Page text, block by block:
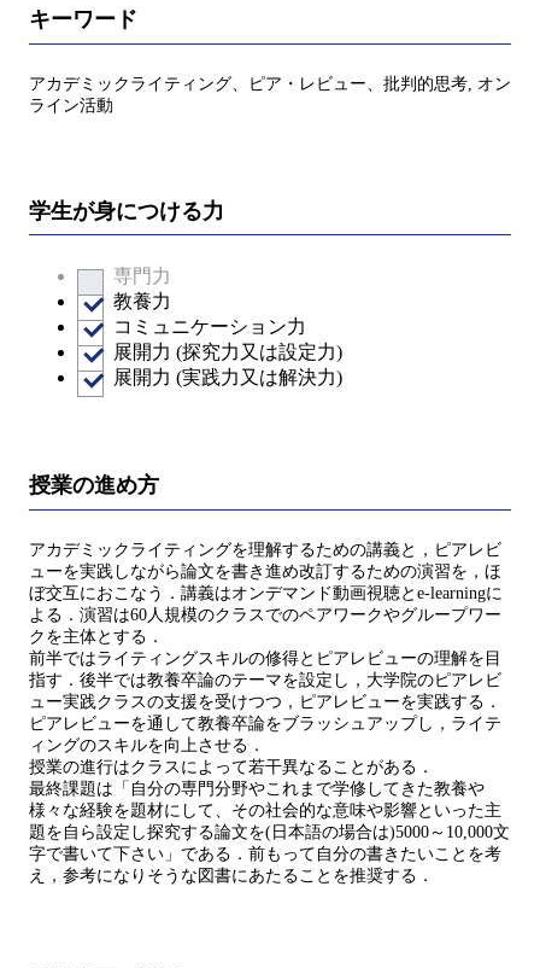
キーワード
アカデミックライティング、ピア・レビュー、批判的思考, オン
ライン活動
学生が身につける力
専門力
教養力
コミュニケーション力
展開力 (探究力又は設定力)
展開力 (実践力又は解決力)
授業の進め方
アカデミックライティングを理解するための講義と，ピアレビ
ューを実践しながら論文を書き進め改訂するための演習を，ほ
ぼ交互におこなう．講義はオンデマンド動画視聴とe-learningに
よる．演習は60人規模のクラスでのペアワークやグループワー
クを主体とする．
前半ではライティングスキルの修得とピアレビューの理解を目
指す．後半では教養卒論のテーマを設定し，大学院のピアレビ
ュー実践クラスの支援を受けつつ，ピアレビューを実践する．
ピアレビューを通して教養卒論をブラッシュアップし，ライテ
ィングのスキルを向上させる．
授業の進行はクラスによって若干異なることがある．
最終課題は「自分の専門分野やこれまで学修してきた教養や
様々な経験を題材にして、その社会的な意味や影響といった主
題を自ら設定し探究する論文を(日本語の場合は)5000～10,000文
字で書いて下さい」である．前もって自分の書きたいことを考
え，参考になりそうな図書にあたることを推奨する．